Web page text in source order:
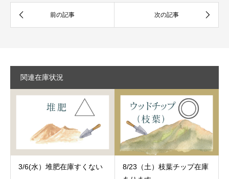
関連在庫状況
3/6(水）堆肥在庫すくない
8/23（土）枝葉チップ在庫